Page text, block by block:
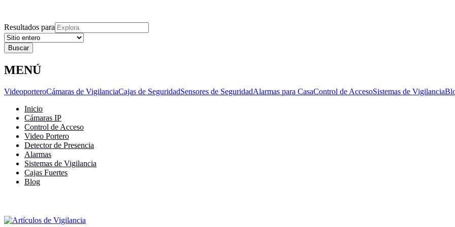
Resultados para
MENÚ
VideoporteroCámaras de VigilanciaCajas de SeguridadSensores de SeguridadAlarmas para CasaControl de AccesoSistemas de Vigilancia
Inicio
Cámaras IP
Control de Acceso
Video Portero
Detector de Presencia
Alarmas
Sistemas de Vigilancia
Cajas Fuertes
Blog